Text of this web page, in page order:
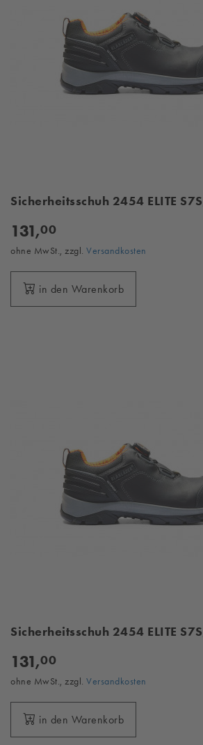
Sicherheitsschuh 2454 ELITE
131,00
ohne MwSt., zzgl. Versandkosten
in den Warenkorb
Sicherheitsschuh 2454 ELITE
131,00
ohne MwSt., zzgl. Versandkosten
in den Warenkorb